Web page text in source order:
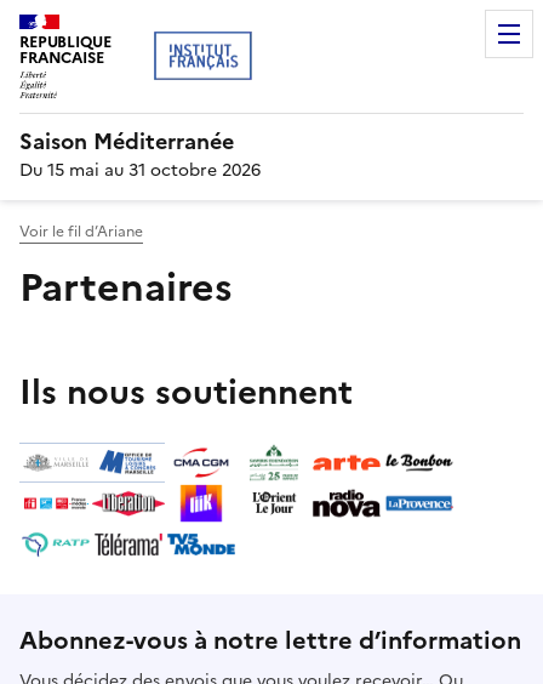
REPUBLIQUE
FRANCAISE
Saison Méditerranée
Du 15 mai au 31 octobre 2026
Voir le fil d’Ariane
Partenaires
Ils nous soutiennent
Abonnez-vous à notre lettre d’information